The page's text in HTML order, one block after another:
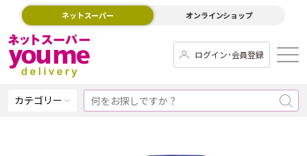
ネットスーパー オンラインショップ
ログイン･会員登録
カテゴリー